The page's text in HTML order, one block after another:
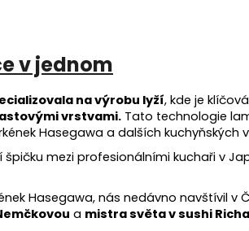
v jednom
na výrobu lyží, kde je
vrstvami. Tato technologie
Hasegawa a dalších kuchyňských
mezi profesionálními kuchaři v
Hasegawa, nás nedávno navštívil v
a mistra světa v sushi